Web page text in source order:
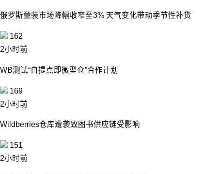
俄罗斯童装市场降幅收窄至3% 天气变化带动季节性补货
162
2小时前
WB测试“自提点即微型仓”合作计划
169
2小时前
Wildberries仓库遭袭致图书供应链受影响
151
2小时前